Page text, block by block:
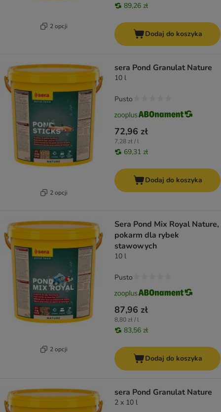
2 opcji
89,26 zł
Dodaj do koszyka
2 opcji
sera Pond Granulat Nature
10 l
72,96 zł
7,28 zł / l
69,31 zł
Pusto
Dodaj do koszyka
2 opcji
Sera Pond Mix Royal Nature,
pokarm dla rybek
stawowych
10 l
87,96 zł
8,80 zł / l
83,56 zł
Pusto
Dodaj do koszyka
sera Pond Granulat Nature
2 x 10 l